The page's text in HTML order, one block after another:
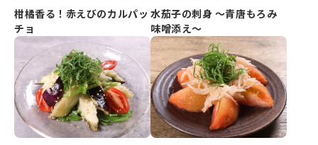
柑橘香る！赤えびのカルパッ
チョ
水茄子の刺身 ～青唐もろみ
味噌添え～